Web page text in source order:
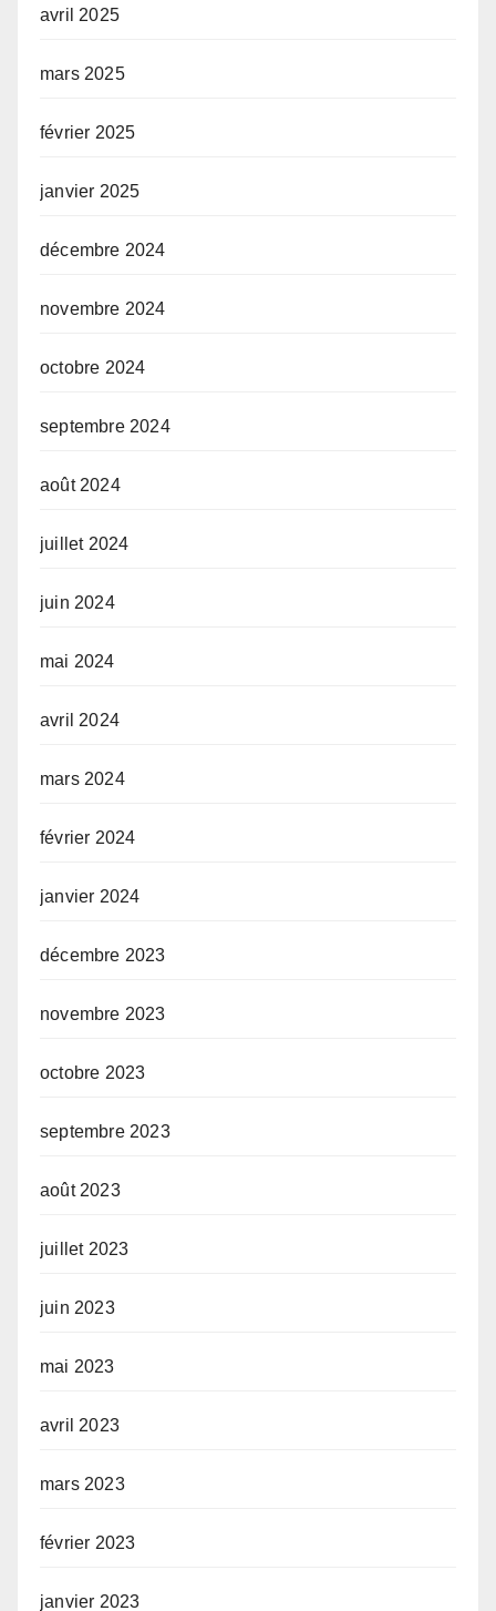
avril 2025
mars 2025
février 2025
janvier 2025
décembre 2024
novembre 2024
octobre 2024
septembre 2024
août 2024
juillet 2024
juin 2024
mai 2024
avril 2024
mars 2024
février 2024
janvier 2024
décembre 2023
novembre 2023
octobre 2023
septembre 2023
août 2023
juillet 2023
juin 2023
mai 2023
avril 2023
mars 2023
février 2023
janvier 2023